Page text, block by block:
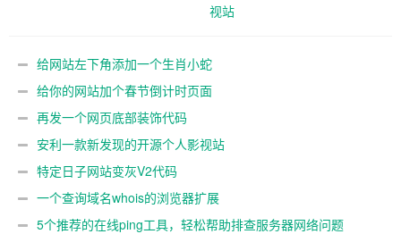
视站
给网站左下角添加一个生肖小蛇
给你的网站加个春节倒计时页面
再发一个网页底部装饰代码
安利一款新发现的开源个人影视站
特定日子网站变灰V2代码
一个查询域名whois的浏览器扩展
5个推荐的在线ping工具，轻松帮助排查服务器网络问题